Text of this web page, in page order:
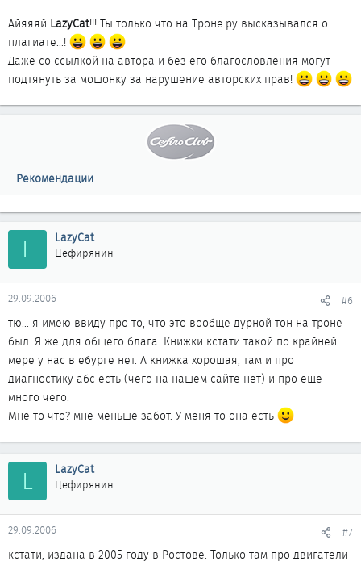
надо?...
Айяяяй LazyCat!!! Ты только что на Троне.ру высказывался о
плагиате...!
Даже со ссылкой на автора и без его благословления могут
подтянуть за мошонку за нарушение авторских прав!
Рекомендации
L LazyCat
Цефирянин
29.09.2006 #6
тю... я имею ввиду про то, что это вообще дурной тон на троне
был. Я же для общего блага. Книжки кстати такой по крайней
мере у нас в ебурге нет. А книжка хорошая, там и про
диагностику абс есть (чего на нашем сайте нет) и про еще
много чего.
Мне то что? мне меньше забот. У меня то она есть
L LazyCat
Цефирянин
29.09.2006 #7
кстати, издана в 2005 году в Ростове. Только там про двигатели